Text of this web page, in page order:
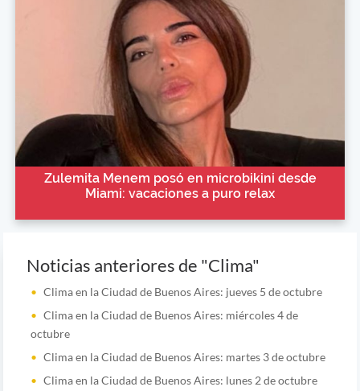
Zulemita Menem posó en microbikini desde
Miami: vacaciones a puro relax
Noticias anteriores de "Clima"
Clima en la Ciudad de Buenos Aires: jueves 5 de octubre
Clima en la Ciudad de Buenos Aires: miércoles 4 de
octubre
Clima en la Ciudad de Buenos Aires: martes 3 de octubre
Clima en la Ciudad de Buenos Aires: lunes 2 de octubre